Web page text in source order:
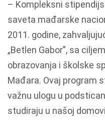
– Kompleksni
saveta mađarske
2011. godine,
„Betlen Gabor”, sa
obrazovanja i školske
Mađara. Ovaj program
važnu ulogu u
studiraju u našoj